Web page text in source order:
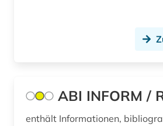
berlin (4)
berliner klassik (1)
ABI INFORM /
enthält Informationen,